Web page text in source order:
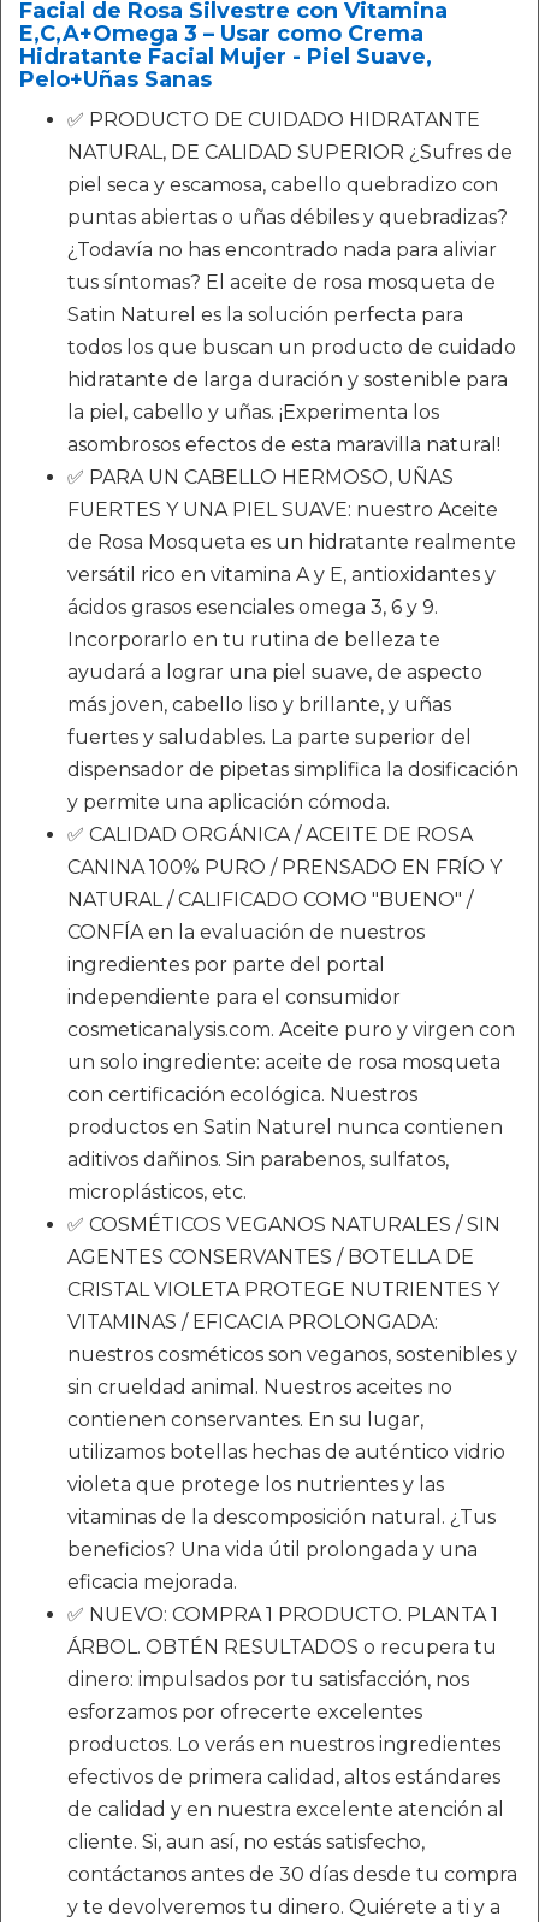
Facial de Rosa Silvestre con Vitamina
E,C,A+Omega 3 – Usar como Crema
Hidratante Facial Mujer - Piel Suave,
Pelo+Uñas Sanas
✅ PRODUCTO DE CUIDADO HIDRATANTE
NATURAL, DE CALIDAD SUPERIOR ¿Sufres de
piel seca y escamosa, cabello quebradizo con
puntas abiertas o uñas débiles y quebradizas?
¿Todavía no has encontrado nada para aliviar
tus síntomas? El aceite de rosa mosqueta de
Satin Naturel es la solución perfecta para
todos los que buscan un producto de cuidado
hidratante de larga duración y sostenible para
la piel, cabello y uñas. ¡Experimenta los
asombrosos efectos de esta maravilla natural!
✅ PARA UN CABELLO HERMOSO, UÑAS
FUERTES Y UNA PIEL SUAVE: nuestro Aceite
de Rosa Mosqueta es un hidratante realmente
versátil rico en vitamina A y E, antioxidantes y
ácidos grasos esenciales omega 3, 6 y 9.
Incorporarlo en tu rutina de belleza te
ayudará a lograr una piel suave, de aspecto
más joven, cabello liso y brillante, y uñas
fuertes y saludables. La parte superior del
dispensador de pipetas simplifica la dosificación
y permite una aplicación cómoda.
✅ CALIDAD ORGÁNICA / ACEITE DE ROSA
CANINA 100% PURO / PRENSADO EN FRÍO Y
NATURAL / CALIFICADO COMO "BUENO" /
CONFÍA en la evaluación de nuestros
ingredientes por parte del portal
independiente para el consumidor
cosmeticanalysis.com. Aceite puro y virgen con
un solo ingrediente: aceite de rosa mosqueta
con certificación ecológica. Nuestros
productos en Satin Naturel nunca contienen
aditivos dañinos. Sin parabenos, sulfatos,
microplásticos, etc.
✅ COSMÉTICOS VEGANOS NATURALES / SIN
AGENTES CONSERVANTES / BOTELLA DE
CRISTAL VIOLETA PROTEGE NUTRIENTES Y
VITAMINAS / EFICACIA PROLONGADA:
nuestros cosméticos son veganos, sostenibles y
sin crueldad animal. Nuestros aceites no
contienen conservantes. En su lugar,
utilizamos botellas hechas de auténtico vidrio
violeta que protege los nutrientes y las
vitaminas de la descomposición natural. ¿Tus
beneficios? Una vida útil prolongada y una
eficacia mejorada.
✅ NUEVO: COMPRA 1 PRODUCTO. PLANTA 1
ÁRBOL. OBTÉN RESULTADOS o recupera tu
dinero: impulsados por tu satisfacción, nos
esforzamos por ofrecerte excelentes
productos. Lo verás en nuestros ingredientes
efectivos de primera calidad, altos estándares
de calidad y en nuestra excelente atención al
cliente. Si, aun así, no estás satisfecho,
contáctanos antes de 30 días desde tu compra
y te devolveremos tu dinero. Quiérete a ti y a